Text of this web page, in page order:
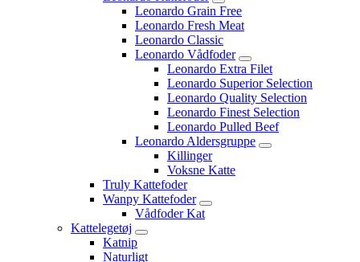
Leonardo Grain Free
Leonardo Fresh Meat
Leonardo Classic
Leonardo Vådfoder
Leonardo Extra Filet
Leonardo Superior Selection
Leonardo Quality Selection
Leonardo Finest Selection
Leonardo Pulled Beef
Leonardo Aldersgruppe
Killinger
Voksne Katte
Truly Kattefoder
Wanpy Kattefoder
Vådfoder Kat
Kattelegetøj
Katnip
Naturligt